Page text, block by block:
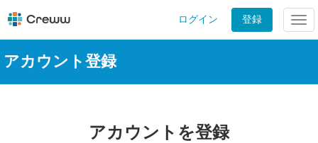
ログイン 登録
アカウント登録
アカウントを登録